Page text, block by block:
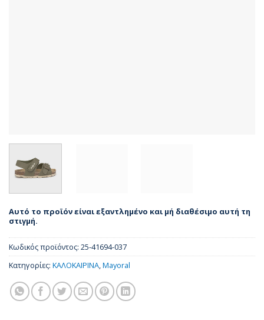
Αυτό το προϊόν είναι εξαντλημένο και μή διαθέσιμο αυτή τη
στιγμή.
Κωδικός προϊόντος: 25-41694-037
Κατηγορίες: ΚΑΛΟΚΑΙΡΙΝΑ,Mayoral